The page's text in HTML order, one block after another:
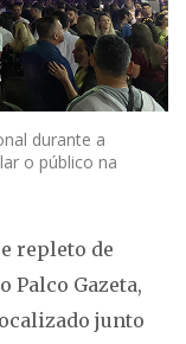
durante a
o público na
repleto de
Palco Gazeta,
junto